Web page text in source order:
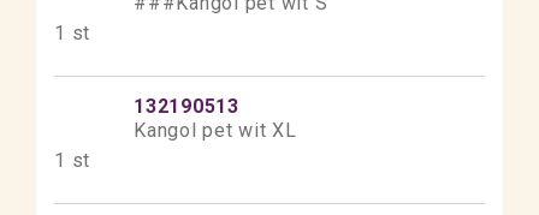
1 st
132190513
Kangol pet wit XL
1 st